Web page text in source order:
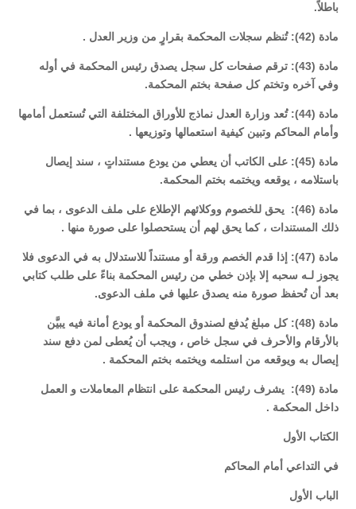
باطلاً.
مادة (42): تُنظم سجلات المحكمة بقرارٍ من وزير العدل .
مادة (43): ترقم صفحات كل سجل يصدق رئيس المحكمة في أوله
وفي آخره وتختم كل صفحة بختم المحكمة.
مادة (44): تُعد وزارة العدل نماذج للأوراق المختلفة التي تُستعمل أمامها
وأمام المحاكم وتبين كيفية استعمالها وتوزيعها .
مادة (45): على الكاتب أن يعطي من يودع مستنداتٍ ، سند إيصال
باستلامه ، يوقعه ويختمه بختم المحكمة.
مادة (46): يحق للخصوم ووكلائهم الإطلاع على ملف الدعوى ، بما في
ذلك المستندات ، كما يحق لهم أن يستحصلوا على صورة منها .
مادة (47): إذا قدم الخصم ورقة أو مستنداً للاستدلال به في الدعوى فلا
يجوز لـه سحبه إلا بإذن خطي من رئيس المحكمة بناءً على طلب كتابي
بعد أن تُحفظ صورة منه يصدق عليها في ملف الدعوى.
مادة (48): كل مبلغ يُدفع لصندوق المحكمة أو يودع أمانة فيه يبيَّن
بالأرقام والأحرف في سجل خاص ، ويجب أن يُعطى لمن دفع سند
إيصال به ويوقعه من استلمه ويختمه بختم المحكمة .
مادة (49): يشرف رئيس المحكمة على انتظام المعاملات و العمل
داخل المحكمة .
الكتاب الأول
في التداعي أمام المحاكم
الباب الأول